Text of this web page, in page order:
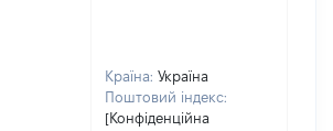
Країна: Україна
Поштовий індекс:
[Конфіденційна